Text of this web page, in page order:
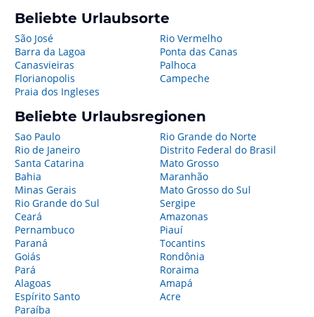
Beliebte Urlaubsorte
São José
Barra da Lagoa
Canasvieiras
Florianopolis
Praia dos Ingleses
Rio Vermelho
Ponta das Canas
Palhoca
Campeche
Beliebte Urlaubsregionen
Sao Paulo
Rio de Janeiro
Santa Catarina
Bahia
Minas Gerais
Rio Grande do Sul
Ceará
Pernambuco
Paraná
Goiás
Pará
Alagoas
Espírito Santo
Paraíba
Rio Grande do Norte
Distrito Federal do Brasil
Mato Grosso
Maranhão
Mato Grosso do Sul
Sergipe
Amazonas
Piauí
Tocantins
Rondônia
Roraima
Amapá
Acre